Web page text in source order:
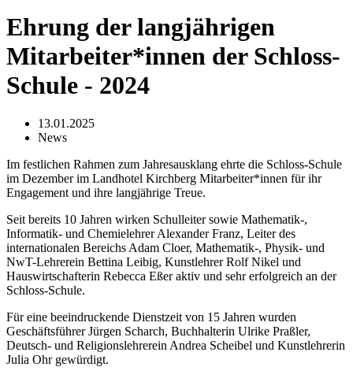
Ehrung der langjährigen
Mitarbeiter*innen der Schloss-
Schule - 2024
13.01.2025
News
Im festlichen Rahmen zum Jahresausklang ehrte die Schloss-Schule
im Dezember im Landhotel Kirchberg Mitarbeiter*innen für ihr
Engagement und ihre langjährige Treue.
Seit bereits 10 Jahren wirken Schulleiter sowie Mathematik-,
Informatik- und Chemielehrer Alexander Franz, Leiter des
internationalen Bereichs Adam Cloer, Mathematik-, Physik- und
NwT-Lehrerein Bettina Leibig, Kunstlehrer Rolf Nikel und
Hauswirtschafterin Rebecca Eßer aktiv und sehr erfolgreich an der
Schloss-Schule.
Für eine beeindruckende Dienstzeit von 15 Jahren wurden
Geschäftsführer Jürgen Scharch, Buchhalterin Ulrike Praßler,
Deutsch- und Religionslehrerein Andrea Scheibel und Kunstlehrerin
Julia Ohr gewürdigt.